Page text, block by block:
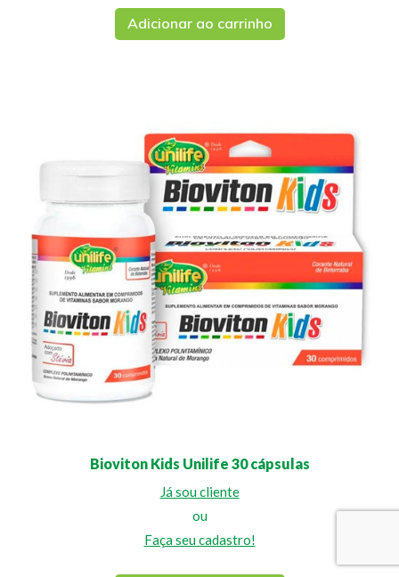
Adicionar ao carrinho
Bioviton Kids Unilife 30 cápsulas
Já sou cliente
ou
Faça seu cadastro!